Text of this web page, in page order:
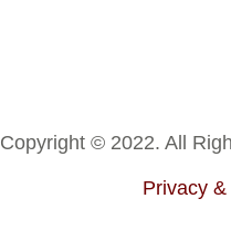
Copyright © 2022. All
Privacy